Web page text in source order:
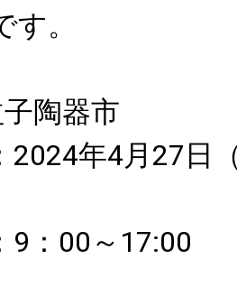
。
陶器市
2024年4月27日
9：00～17:00